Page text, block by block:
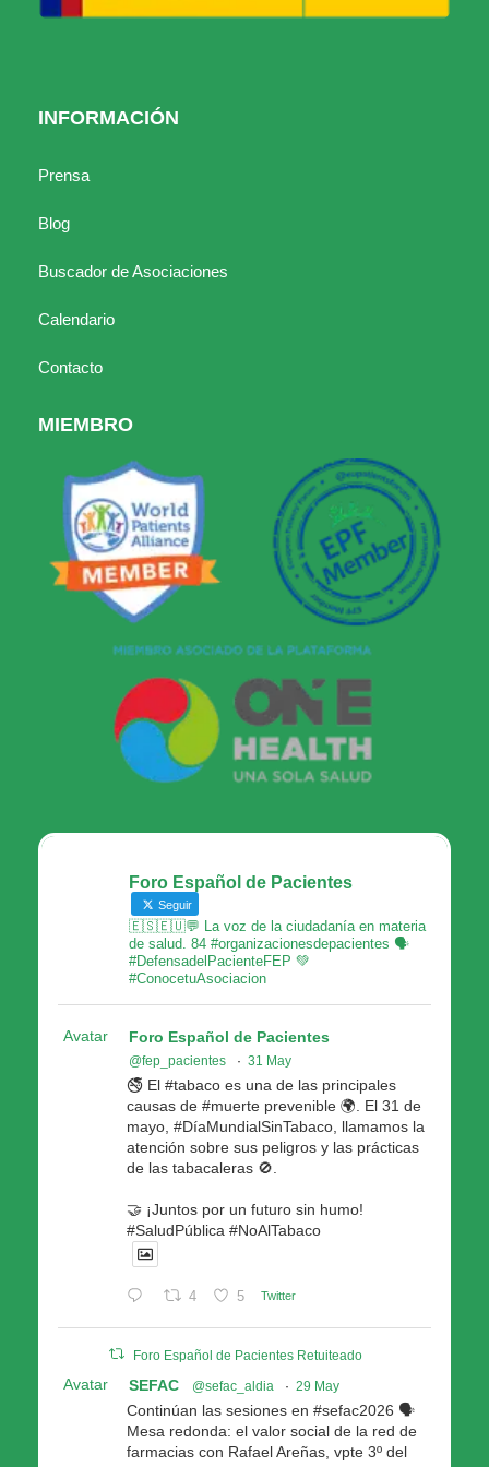
INFORMACIÓN
Prensa
Blog
Buscador de Asociaciones
Calendario
Contacto
MIEMBRO
Foro Español de Pacientes
Seguir
🇪🇸🇪🇺💬 La voz de la ciudadanía en materia
de salud. 84 #organizacionesdepacientes 🗣
#DefensadelPacienteFEP 💚
#ConocetuAsociacion
Avatar Foro Español de Pacientes
@fep_pacientes · 31 May
🚭 El #tabaco es una de las principales
causas de #muerte prevenible 🌍. El 31 de
mayo, #DíaMundialSinTabaco, llamamos la
atención sobre sus peligros y las prácticas
de las tabacaleras 🚫.
🤝 ¡Juntos por un futuro sin humo!
#SaludPública #NoAlTabaco
4 5 Twitter
Foro Español de Pacientes Retuiteado
Avatar SEFAC @sefac_aldia · 29 May
Continúan las sesiones en #sefac2026 🗣️
Mesa redonda: el valor social de la red de
farmacias con Rafael Areñas, vpte 3º del